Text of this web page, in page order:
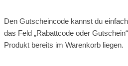
Den Gutscheincode kannst du
das Feld „Rabattcode oder
Produkt bereits im Warenkorb liegen.